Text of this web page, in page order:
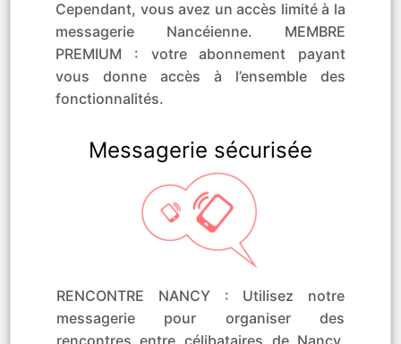
Cependant, vous avez un accès limité à la
messagerie Nancéienne. MEMBRE
PREMIUM : votre abonnement payant
vous donne accès à l’ensemble des
fonctionnalités.
Messagerie sécurisée
RENCONTRE NANCY : Utilisez notre
messagerie pour organiser des
rencontres entre célibataires de Nancy.